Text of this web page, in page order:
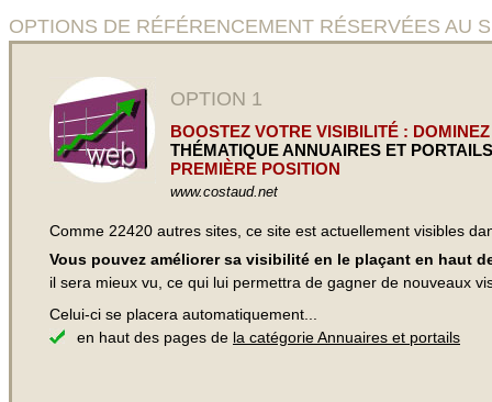
OPTIONS DE RÉFÉRENCEMENT RÉSERVÉES AU
OPTION 1
BOOSTEZ VOTRE VISIBILITÉ :
THÉMATIQUE ANNUAIRES ET PORTAILS
PREMIÈRE POSITION
www.costaud.net
Comme 22420 autres sites, ce site est actuellement visibles
Vous pouvez améliorer sa visibilité en le plaçant en haut
il sera mieux vu, ce qui lui permettra de gagner de nouveaux
Celui-ci se placera automatiquement...
en haut des pages de la catégorie Annuaires et portails